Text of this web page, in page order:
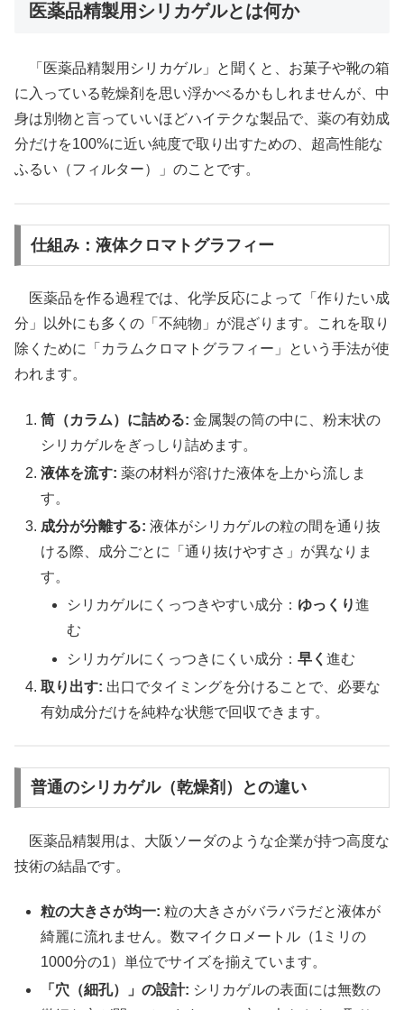
医薬品精製用シリカゲルとは何か
「医薬品精製用シリカゲル」と聞くと、お菓子や靴の箱
に入っている乾燥剤を思い浮かべるかもしれませんが、中
身は別物と言っていいほどハイテクな製品で、薬の有効成
分だけを100%に近い純度で取り出すための、超高性能な
ふるい（フィルター）」のことです。
仕組み：液体クロマトグラフィー
医薬品を作る過程では、化学反応によって「作りたい成
分」以外にも多くの「不純物」が混ざります。これを取り
除くために「カラムクロマトグラフィー」という手法が使
われます。
筒（カラム）に詰める: 金属製の筒の中に、粉末状の
シリカゲルをぎっしり詰めます。
液体を流す: 薬の材料が溶けた液体を上から流しま
す。
成分が分離する: 液体がシリカゲルの粒の間を通り抜
ける際、成分ごとに「通り抜けやすさ」が異なりま
す。
シリカゲルにくっつきやすい成分： ゆっくり進
む
シリカゲルにくっつきにくい成分：早く進む
取り出す: 出口でタイミングを分けることで、必要な
有効成分だけを純粋な状態で回収できます。
普通のシリカゲル（乾燥剤）との違い
医薬品精製用は、大阪ソーダのような企業が持つ高度な
技術の結晶です。
粒の大きさが均一: 粒の大きさがバラバラだと液体が
綺麗に流れません。数マイクロメートル（1ミリの
1000分の1）単位でサイズを揃えています。
「穴（細孔）」の設計: シリカゲルの表面には無数の